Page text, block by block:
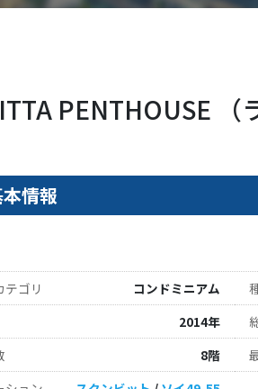
PENTHOUSE （
情報
テゴリ コンドミニアム
2014年
8階